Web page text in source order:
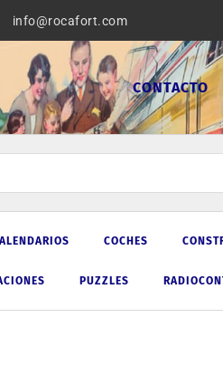
info@rocafort.com
CONTACTO
COCHES
PUZZLES